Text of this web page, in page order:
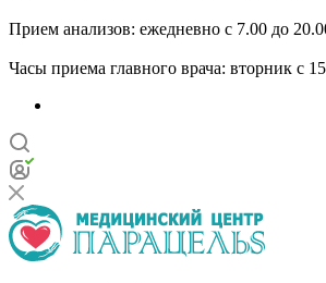
Прием анализов: ежедневно с 7.00 до
Часы приема главного врача: вторник с